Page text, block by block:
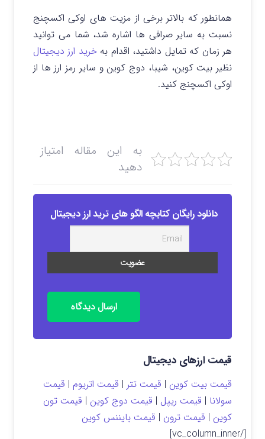
همانطور که بالاتر برخی از مزیت های اوکی اکسچنج
نسبت به سایر صرافی ها اشاره شد، شما می توانید
هر زمان که تمایل داشتید، اقدام بهخرید ارز دیجیتال
نظیر بیت کوین، شیبا، دوج کوین و سایر رمز ارز ها از
اوکی اکسچنج کنید.
به این مقاله امتیاز
دهید
دانلود رایگان کتابچه الگو های ترید ارز دیجیتال
ارسال دیدگاه
قیمت ارزهای دیجیتال
قیمت بیت کوین | قیمت تتر | قیمت اتریوم | قیمت
سولانا | قیمت ریپل | قیمت دوج کوین | قیمت تون
کوین | قیمت ترون | قیمت بایننس کوین
[/vc_column_inner]